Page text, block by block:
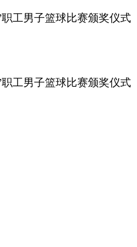
工男子篮球比赛颁奖仪式
工男子篮球比赛颁奖仪式